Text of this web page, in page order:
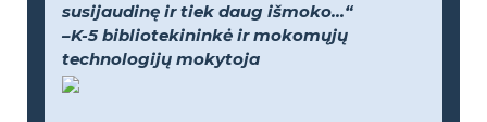
susijaudinę ir tiek daug išmoko...“
–K-5 bibliotekininkė ir mokomųjų
technologijų mokytoja